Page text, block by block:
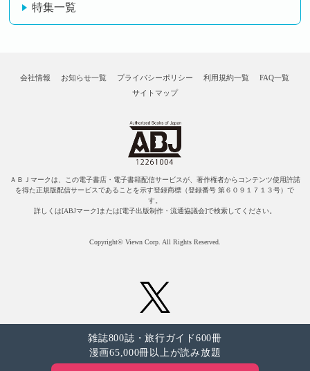
特集一覧
会社情報 お知らせ一覧 プライバシーポリシー 利用規約一覧
FAQ一覧
サイトマップ
ＡＢＪマークは、この電子書店・電子書籍配信サービスが、著作権者からコンテンツ使用許諾
を得た正規版配信サービスであることを示す登録商標（登録番号 第６０９１７１３号）で
す。
詳しくは[ABJマーク]または[電子出版制作・流通協議会]で検索してください。
Copyright© Viewn Corp. All Rights Reserved.
雑誌800誌・旅行ガイド600冊
漫画65,000冊以上が読み放題